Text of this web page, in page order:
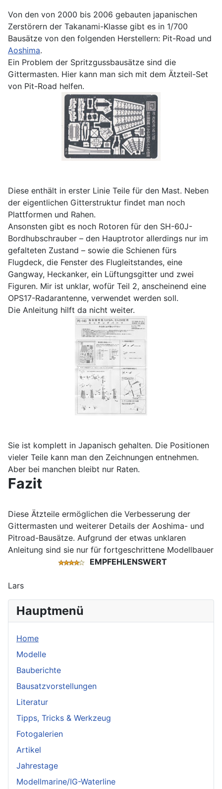
Hauptmenü
Home
Modelle
Bauberichte
Bausatzvorstellungen
Literatur
Tipps, Tricks & Werkzeug
Fotogalerien
Artikel
Jahrestage
Modellmarine/IG-Waterline
Von den von 2000 bis 2006 gebauten japanischen
Zerstörern der Takanami-Klasse gibt es in 1/700
Bausätze von den folgenden Herstellern: Pit-Road und
Aoshima.
Ein Problem der Spritzgussbausätze sind die
Gittermasten. Hier kann man sich mit dem Ätzteil-Set
von Pit-Road helfen.
Diese enthält in erster Linie Teile für den Mast. Neben
der eigentlichen Gitterstruktur findet man noch
Plattformen und Rahen.
Ansonsten gibt es noch Rotoren für den SH-60J-
Bordhubschrauber – den Hauptrotor allerdings nur im
gefalteten Zustand – sowie die Schienen fürs
Flugdeck, die Fenster des Flugleitstandes, eine
Gangway, Heckanker, ein Lüftungsgitter und zwei
Figuren. Mir ist unklar, wofür Teil 2, anscheinend eine
OPS17-Radarantenne, verwendet werden soll.
Die Anleitung hilft da nicht weiter.
Sie ist komplett in Japanisch gehalten. Die Positionen
vieler Teile kann man den Zeichnungen entnehmen.
Aber bei manchen bleibt nur Raten.
Fazit
Diese Ätzteile ermöglichen die Verbesserung der
Gittermasten und weiterer Details der Aoshima- und
Pitroad-Bausätze. Aufgrund der etwas unklaren
Anleitung sind sie nur für fortgeschrittene Modellbauer
EMPFEHLENSWERT
Lars